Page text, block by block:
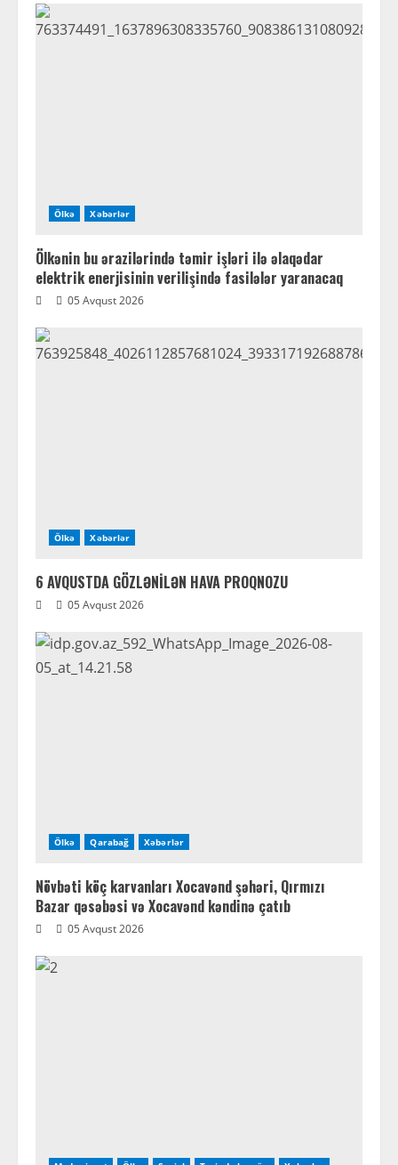
Ölkə Xəbərlər
Ölkənin bu ərazilərində təmir işləri ilə əlaqədar
elektrik enerjisinin verilişində fasilələr yaranacaq
05 Avqust 2026
Ölkə Xəbərlər
6 AVQUSTDA GÖZLƏNİLƏN HAVA PROQNOZU
05 Avqust 2026
Ölkə Qarabağ Xəbərlər
Növbəti köç karvanları Xocavənd şəhəri, Qırmızı
Bazar qəsəbəsi və Xocavənd kəndinə çatıb
05 Avqust 2026